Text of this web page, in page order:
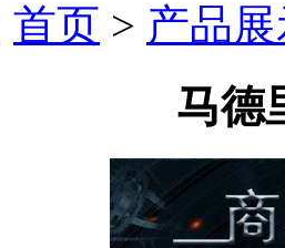
首页 > 产品
马德